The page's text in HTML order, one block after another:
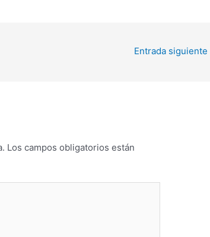
Entrada siguiente
Los campos obligatorios están